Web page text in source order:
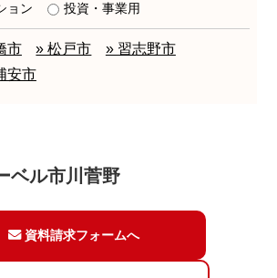
ョン 投資・事業用
市 » 松戸市
» 習志野市
安市
ベル市川菅野
資料請求フォームへ